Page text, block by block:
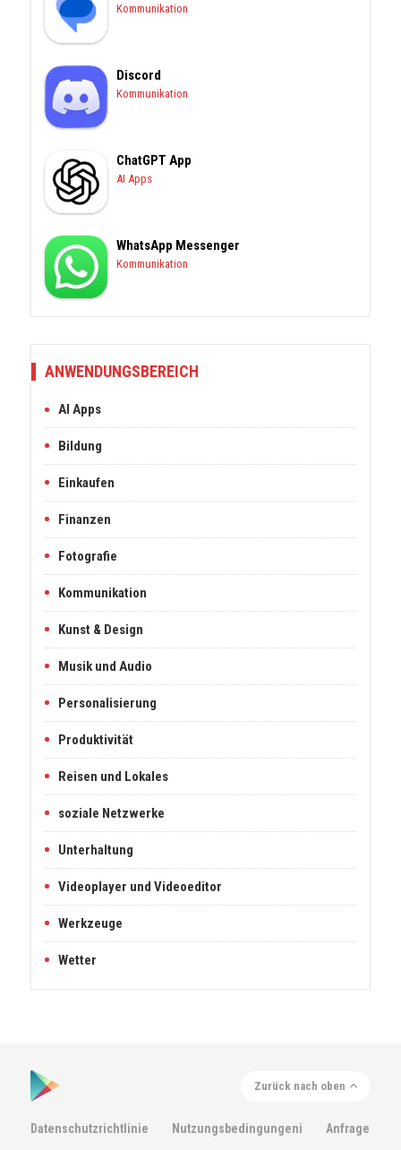
Kommunikation
Discord
Kommunikation
ChatGPT App
AI Apps
WhatsApp Messenger
Kommunikation
ANWENDUNGSBEREICH
AI Apps
Bildung
Einkaufen
Finanzen
Fotografie
Kommunikation
Kunst & Design
Musik und Audio
Personalisierung
Produktivität
Reisen und Lokales
soziale Netzwerke
Unterhaltung
Videoplayer und Videoeditor
Werkzeuge
Wetter
Datenschutzrichtlinie Nutzungsbedingungeni Anfrage
Zurück nach oben